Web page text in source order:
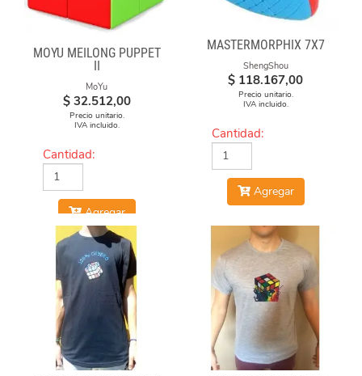
MOYU MEILONG PUPPET
II
MoYu
$ 32.512,00
Precio unitario.
IVA incluido.
Cantidad:
Agregar
MASTERMORPHIX 7X7
ShengShou
$ 118.167,00
Precio unitario.
IVA incluido.
Cantidad:
Agregar